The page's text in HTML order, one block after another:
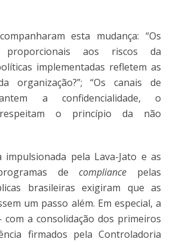
esta mudança: “Os
aos riscos da
implementadas refletem as
organização?”; “Os canais de
a confidencialidade, o
o princípio da não
pela Lava-Jato e as
decompliance pelas
brasileiras exigiram que as
um passo além. Em especial, a
a consolidação dos primeiros
firmados pela Controladoria